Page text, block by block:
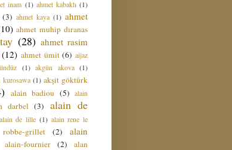
inam (1) ahmet kabaklı (1)
(3) ahmet kaya (1) ahmet
ahmet muhip dıranas
(28) ahmet rasim
(12) ahmet ümit (6) aijaz
(1) akgün akova (1)
kurosawa (1) akşit göktürk
alain badiou (5) alain
darbel (3)
alain de
alain de lille (1) alain rene le
grillet (2)
alain
alain-fournier (2)
alan